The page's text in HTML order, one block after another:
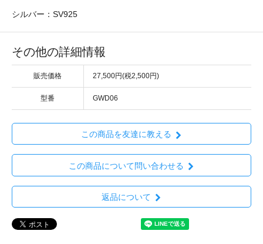
シルバー：SV925
その他の詳細情報
販売価格 27,500円(税2,500円)
型番 GWD06
この商品を友達に教える
この商品について問い合わせる
返品について